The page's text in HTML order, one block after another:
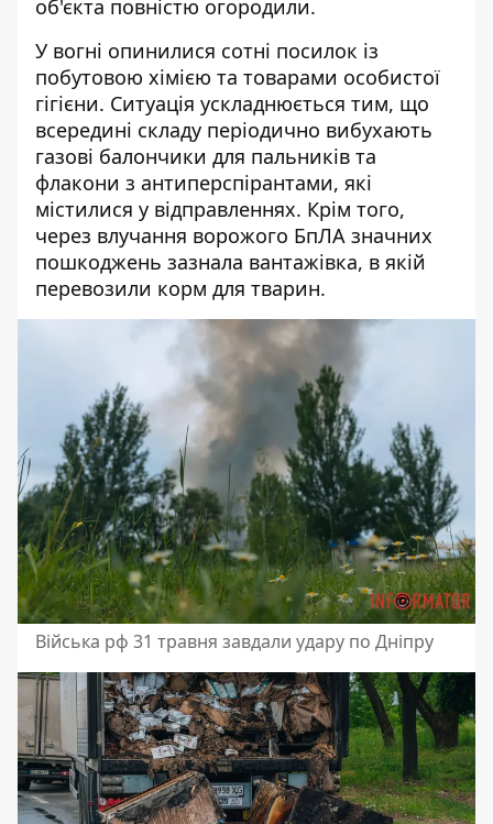
об'єкта повністю огородили.
У вогні опинилися сотні посилок із
побутовою хімією та товарами особистої
гігієни. Ситуація ускладнюється тим, що
всередині складу періодично вибухають
газові балончики для пальників та
флакони з антиперспірантами, які
містилися у відправленнях. Крім того,
через влучання ворожого БпЛА значних
пошкоджень зазнала вантажівка, в якій
перевозили корм для тварин.
Війська рф 31 травня завдали удару по Дніпру